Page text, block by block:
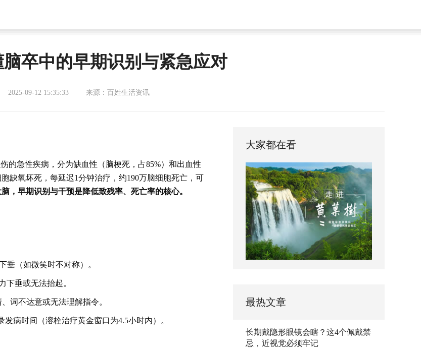
卒中的早期识别与紧急应对
2025-09-12 15:35:33 来源：百姓生活资讯
的急性疾病，分为缺血性（脑梗死，占85%）和出血性
缺氧坏死，每延迟1分钟治疗，约190万脑细胞死亡，可
，早期识别与干预是降低致残率、死亡率的核心。
垂（如微笑时不对称）。
下垂或无法抬起。
词不达意或无法理解指令。
发病时间（溶栓治疗黄金窗口为4.5小时内）。
大家都在看
最热文章
长期戴隐形眼镜会瞎？这4个佩戴禁
忌，近视党必须牢记